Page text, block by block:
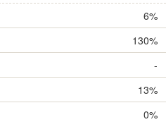
6%
130%
-
13%
0%